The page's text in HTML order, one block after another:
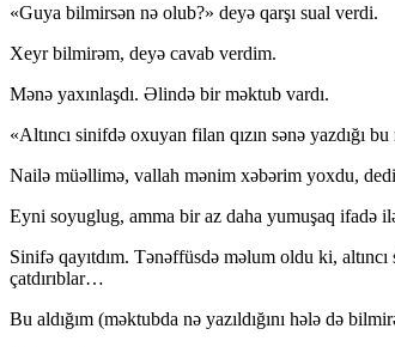
«Guya bilmirsən nə olub?» deyə qarşı sual verdi.
Xeyr bilmirəm, deyə cavab verdim.
Mənə yaxınlaşdı. Əlində bir məktub vardı.
«Altıncı sinifdə oxuyan filan qızın sənə yazdığı
Nailə müəllimə, vallah mənim xəbərim yoxdu,
Eyni soyuglug, amma bir az daha yumuşaq ifadə
Sinifə qayıtdım. Tənəffüsdə məlum oldu ki,
çatdırıblar…
Bu aldığım (məktubda nə yazıldığını hələ də